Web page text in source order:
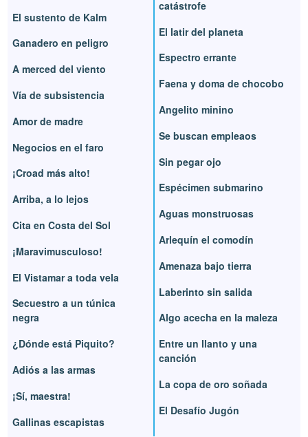
El sustento de Kalm
Ganadero en peligro
A merced del viento
Vía de subsistencia
Amor de madre
Negocios en el faro
¡Croad más alto!
Arriba, a lo lejos
Cita en Costa del Sol
¡Maravimusculoso!
El Vistamar a toda vela
Secuestro a un túnica
negra
¿Dónde está Piquito?
Adiós a las armas
¡Sí, maestra!
Gallinas escapistas
catástrofe
El latir del planeta
Espectro errante
Faena y doma de chocobo
Angelito minino
Se buscan empleaos
Sin pegar ojo
Espécimen submarino
Aguas monstruosas
Arlequín el comodín
Amenaza bajo tierra
Laberinto sin salida
Algo acecha en la maleza
Entre un llanto y una
canción
La copa de oro soñada
El Desafío Jugón